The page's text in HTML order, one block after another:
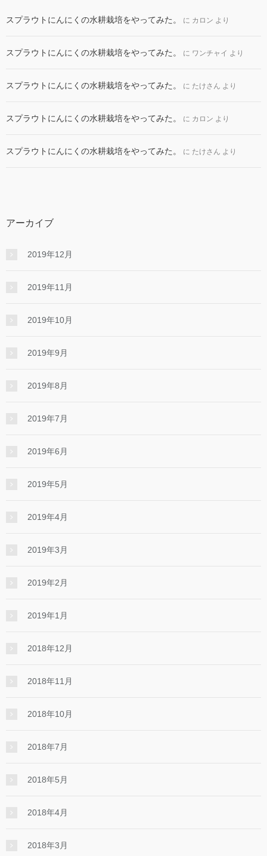
スプラウトにんにくの水耕栽培をやってみた。 に カロン より
スプラウトにんにくの水耕栽培をやってみた。 に ワンチャイ より
スプラウトにんにくの水耕栽培をやってみた。 に たけさん より
スプラウトにんにくの水耕栽培をやってみた。 に カロン より
スプラウトにんにくの水耕栽培をやってみた。 に たけさん より
アーカイブ
2019年12月
2019年11月
2019年10月
2019年9月
2019年8月
2019年7月
2019年6月
2019年5月
2019年4月
2019年3月
2019年2月
2019年1月
2018年12月
2018年11月
2018年10月
2018年7月
2018年5月
2018年4月
2018年3月